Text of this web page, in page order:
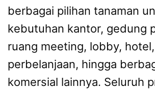
berbagai pilihan tanaman
kebutuhan kantor, gedung
ruang meeting, lobby,
perbelanjaan, hingga
komersial lainnya. Seluruh